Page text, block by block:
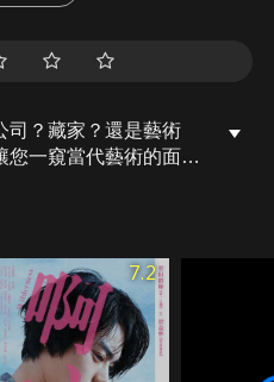
司？藏家？還是藝術
一窺當代藝術的面貌:
藝術家如何面對東西
修復如何點燃藝術的新
當代藝術各種新的創作
限！一、拍賣行博覽會
、畫廊篇：拉開白色空
：青年藝術家的夢時
7.2